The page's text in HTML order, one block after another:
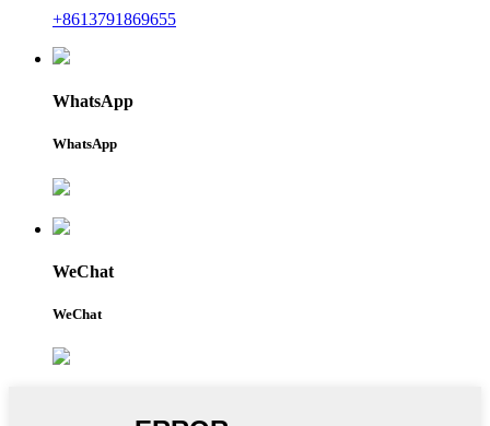
+8613791869655
WhatsApp
WhatsApp
WeChat
WeChat